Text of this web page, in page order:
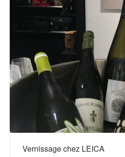
Vernissage chez LEICA